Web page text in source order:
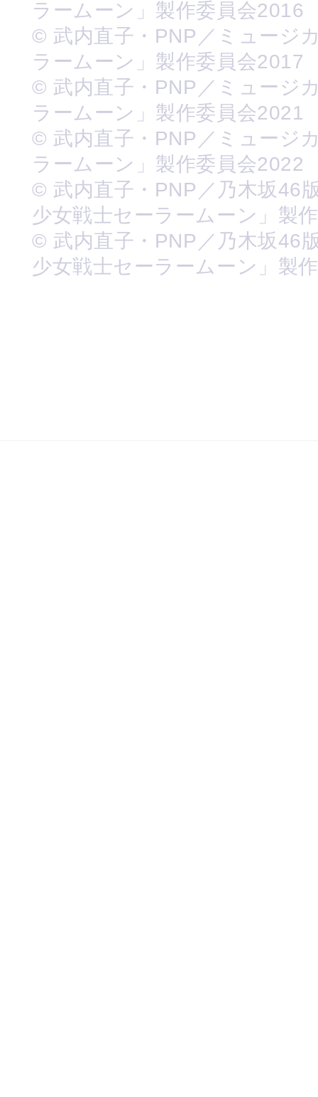
ラームーン」製作委員会2016
© 武内直子・PNP／ミュージ
ラームーン」製作委員会2017
© 武内直子・PNP／ミュージ
ラームーン」製作委員会2021
© 武内直子・PNP／ミュージ
ラームーン」製作委員会2022
© 武内直子・PNP／乃木坂46
少女戦士セーラームーン」製
© 武内直子・PNP／乃木坂46
少女戦士セーラームーン」製